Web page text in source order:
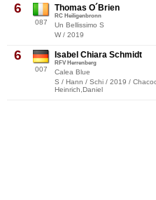
6
087
Thomas O´Brien
RC Heiligenbronn
Un Bellissimo S
W / 2019
6
007
Isabel Chiara Schmidt
RFV Herrenberg
Calea Blue
S / Hann / Schi / 2019 /
Heinrich,Daniel